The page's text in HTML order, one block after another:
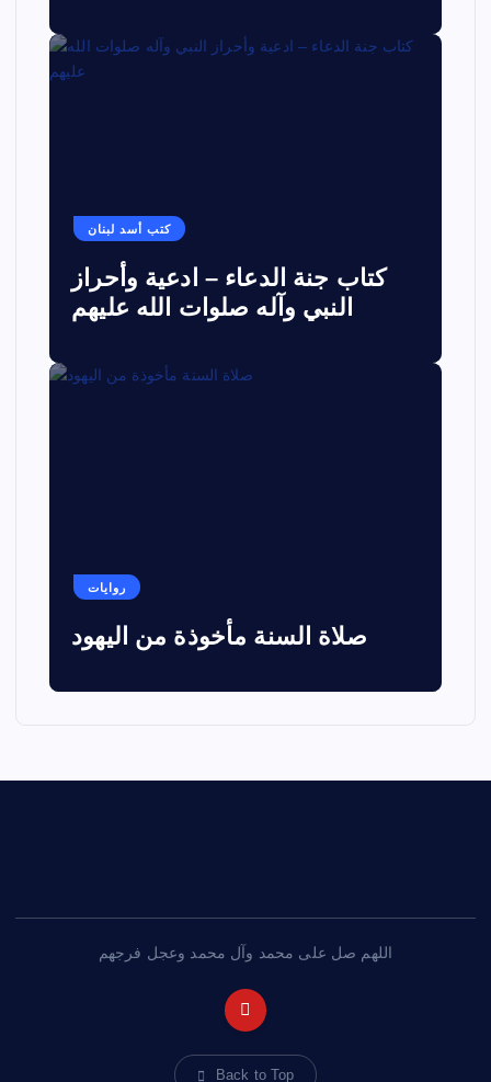
كتب أسد لبنان
كتاب جنة الدعاء – ادعية وأحراز
النبي وآله صلوات الله عليهم
روايات
صلاة السنة مأخوذة من اليهود
اللهم صل على محمد وآل محمد وعجل فرجهم
Back to Top